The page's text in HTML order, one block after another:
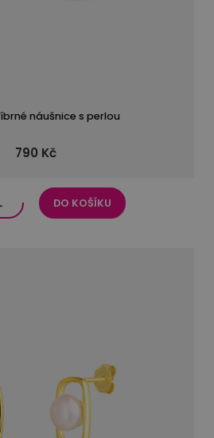
náušnice s perlou
790 Kč
DO KOŠÍKU